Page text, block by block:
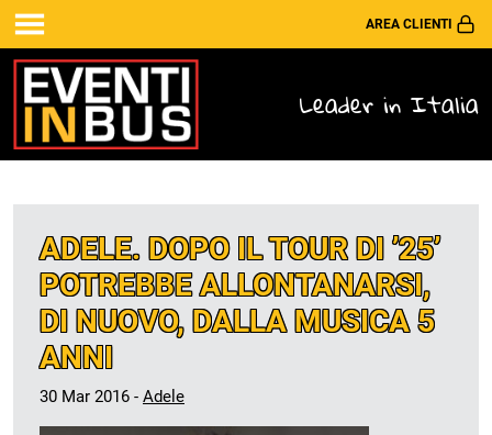
AREA CLIENTI
Leader in Italia
ADELE. DOPO IL TOUR DI ’25’
POTREBBE ALLONTANARSI,
DI NUOVO, DALLA MUSICA 5
ANNI
30 Mar 2016 - Adele